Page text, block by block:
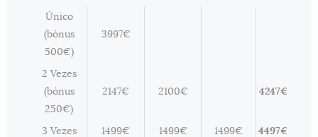
Único
(bónus
500€)
3997€
2 Vezes
(bónus
250€)
2147€ 2100€ 4247€
3 Vezes 1499€ 1499€ 1499€ 4497€